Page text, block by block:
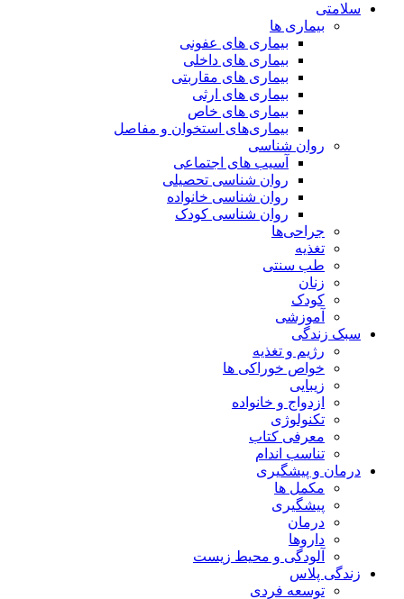
سلامتی
بیماری ها
بیماری های عفونی
بیماری های داخلی
بیماری های مقاربتی
بیماری های ارثی
بیماری های خاص
بیماری‌های استخوان و مفاصل
روان شناسی
آسیب های اجتماعی
روان شناسی تحصیلی
روان شناسی خانواده
روان شناسی کودک
جراحی‌ها
تغذیه
طب سنتی
زنان
کودک
آموزشی
سبک زندگی
رژیم و تغذیه
خواص خوراکی ها
زیبایی
ازدواج و خانواده
تکنولوژی
معرفی کتاب
تناسب اندام
درمان و پیشگیری
مکمل ها
پیشگیری
درمان
داروها
آلودگی و محیط زیست
زندگی پلاس
توسعه فردی